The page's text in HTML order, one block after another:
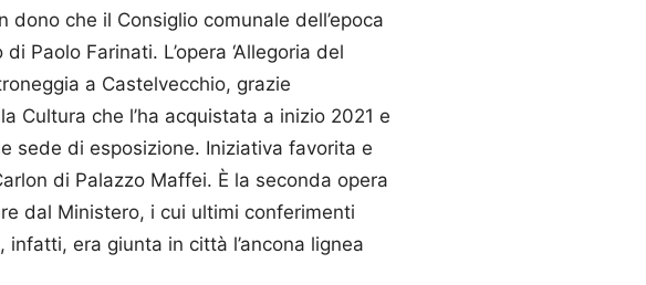
che il Consiglio comunale dell’epoca
Paolo Farinati. L’opera ‘Allegoria del
a Castelvecchio, grazie
Cultura che l’ha acquistata a inizio 2021 e
sede di esposizione. Iniziativa favorita e
di Palazzo Maffei. È la seconda opera
dal Ministero, i cui ultimi conferimenti
infatti, era giunta in città l’ancona lignea